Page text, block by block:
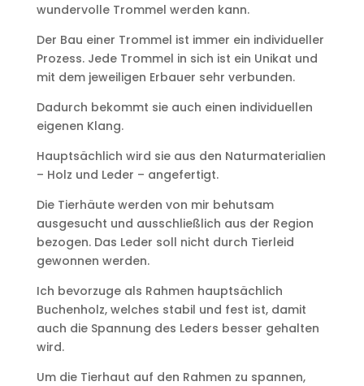
wundervolle Trommel werden kann.
Der Bau einer Trommel ist immer ein individueller
Prozess. Jede Trommel in sich ist ein Unikat und
mit dem jeweiligen Erbauer sehr verbunden.
Dadurch bekommt sie auch einen individuellen
eigenen Klang.
Hauptsächlich wird sie aus den Naturmaterialien
– Holz und Leder – angefertigt.
Die Tierhäute werden von mir behutsam
ausgesucht und ausschließlich aus der Region
bezogen. Das Leder soll nicht durch Tierleid
gewonnen werden.
Ich bevorzuge als Rahmen hauptsächlich
Buchenholz, welches stabil und fest ist, damit
auch die Spannung des Leders besser gehalten
wird.
Um die Tierhaut auf den Rahmen zu spannen,